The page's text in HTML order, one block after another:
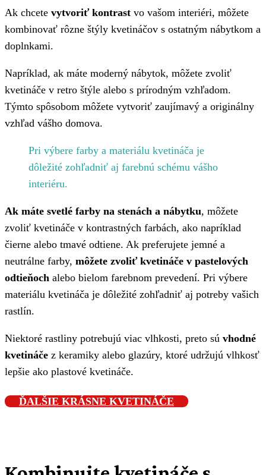
Ak chcete vytvoriť kontrast vo vašom interiéri, môžete
kombinovať rôzne štýly kvetináčov s ostatným nábytkom a
doplnkami.
Napríklad, ak máte moderný nábytok, môžete zvoliť
kvetináče v retro štýle alebo s prírodným vzhľadom.
Týmto spôsobom môžete vytvoriť zaujímavý a originálny
vzhľad vášho domova.
Pri výbere farby a materiálu kvetináča je
dôležité zohľadniť aj farebnú schému vášho
interiéru.
Ak máte svetlé farby na stenách a nábytku, môžete
zvoliť kvetináče v kontrastných farbách, ako napríklad
čierne alebo tmavé odtiene. Ak preferujete jemné a
neutrálne farby, môžete zvoliť kvetináče v pastelových
odtieňoch alebo bielom farebnom prevedení. Pri výbere
materiálu kvetináča je dôležité zohľadniť aj potreby vašich
rastlín.
Niektoré rastliny potrebujú viac vlhkosti, preto sú vhodné
kvetináče z keramiky alebo glazúry, ktoré udržujú vlhkosť
lepšie ako plastové kvetináče.
ĎALŠIE KRÁSNE KVETINÁČE